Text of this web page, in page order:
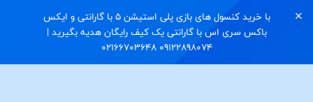
با خرید کنسول های بازی پلی استیشن 5 با گارانتی و ایکس
باکس سری اس با گارانتی یک کیف رایگان هدیه بگیرید |
09122898074 02166703648